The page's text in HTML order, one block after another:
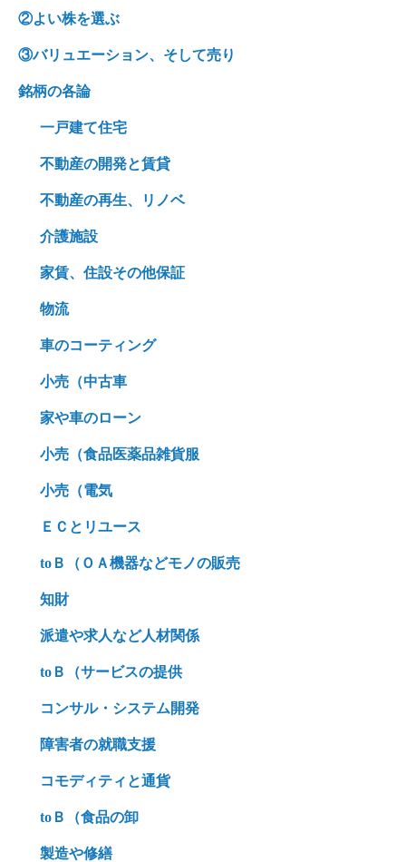
②よい株を選ぶ
③バリュエーション、そして売り
銘柄の各論
一戸建て住宅
不動産の開発と賃貸
不動産の再生、リノベ
介護施設
家賃、住設その他保証
物流
車のコーティング
小売（中古車
家や車のローン
小売（食品医薬品雑貨服
小売（電気
ＥＣとリユース
toＢ（ＯＡ機器などモノの販売
知財
派遣や求人など人材関係
toＢ（サービスの提供
コンサル・システム開発
障害者の就職支援
コモディティと通貨
toＢ（食品の卸
製造や修繕